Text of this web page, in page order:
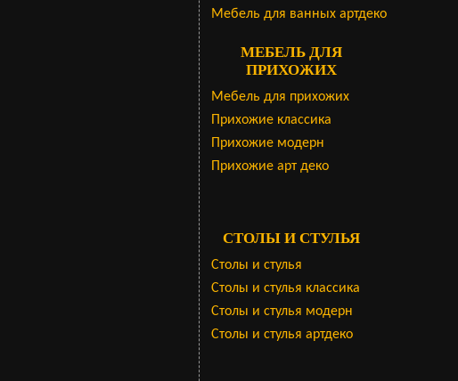
Мебель для ванных артдеко
МЕБЕЛЬ ДЛЯ
ПРИХОЖИХ
Мебель для прихожих
Прихожие классика
Прихожие модерн
Прихожие арт деко
СТОЛЫ И СТУЛЬЯ
Столы и стулья
Столы и стулья классика
Столы и стулья модерн
Столы и стулья артдеко